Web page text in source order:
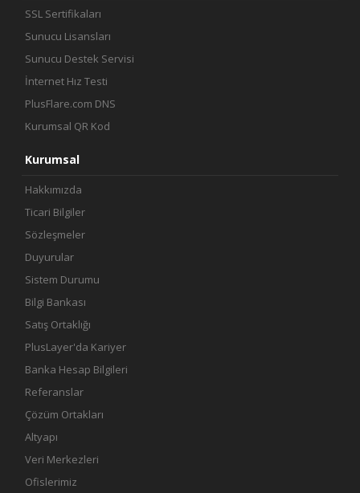
SSL Sertifikaları
Sunucu Lisansları
Sunucu Destek Servisi
İnternet Hız Testi
PlusFlare.com DNS
Kurumsal QR Kod
Kurumsal
Hakkımızda
Ticari Bilgiler
Sözleşmeler
Duyurular
Sistem Durumu
Bilgi Bankası
Satış Ortaklığı
PlusLayer'da Kariyer
Banka Hesap Bilgileri
Referanslar
Çözüm Ortakları
Altyapı
Veri Merkezleri
Ofislerimiz